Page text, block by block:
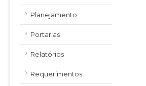
Planejamento
Portarias
Relatórios
Requerimentos